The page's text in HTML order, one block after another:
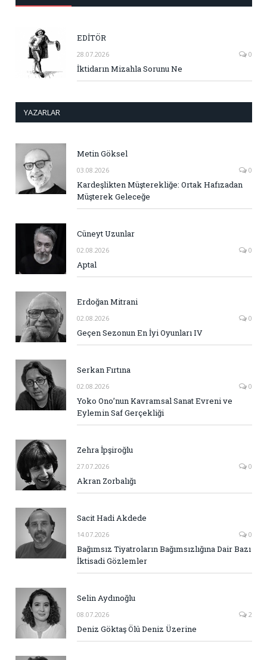
EDİTÖR
28.07.2026 0
İktidarın Mizahla Sorunu Ne
YAZARLAR
Metin Göksel
03.08.2026 0
Kardeşlikten Müşterekliğe: Ortak Hafızadan
Müşterek Geleceğe
Cüneyt Uzunlar
02.08.2026 0
Aptal
Erdoğan Mitrani
02.08.2026 0
Geçen Sezonun En İyi Oyunları IV
Serkan Fırtına
02.08.2026 0
Yoko Ono’nun Kavramsal Sanat Evreni ve
Eylemin Saf Gerçekliği
Zehra İpşiroğlu
27.07.2026 0
Akran Zorbalığı
Sacit Hadi Akdede
14.07.2026 0
Bağımsız Tiyatroların Bağımsızlığına Dair Bazı
İktisadi Gözlemler
Selin Aydınoğlu
08.07.2026 2
Deniz Göktaş Ölü Deniz Üzerine